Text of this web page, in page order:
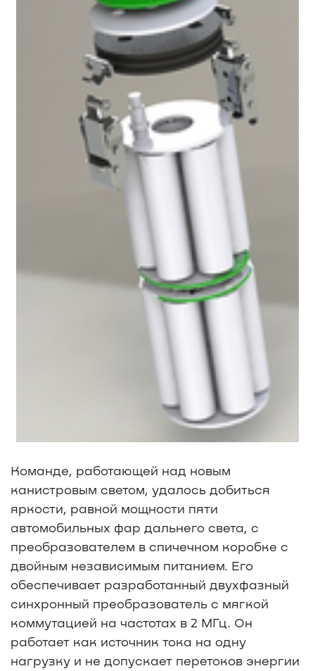
Команде, работающей над новым
канистровым светом, удалось добиться
яркости, равной мощности пяти
автомобильных фар дальнего света, с
преобразователем в спичечном коробке с
двойным независимым питанием. Его
обеспечивает разработанный двухфазный
синхронный преобразователь с мягкой
коммутацией на частотах в 2 МГц. Он
работает как источник тока на одну
нагрузку и не допускает перетоков энергии